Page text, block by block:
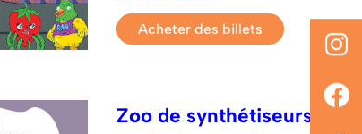
Acheter des billets
Zoo de synthétiseurs :